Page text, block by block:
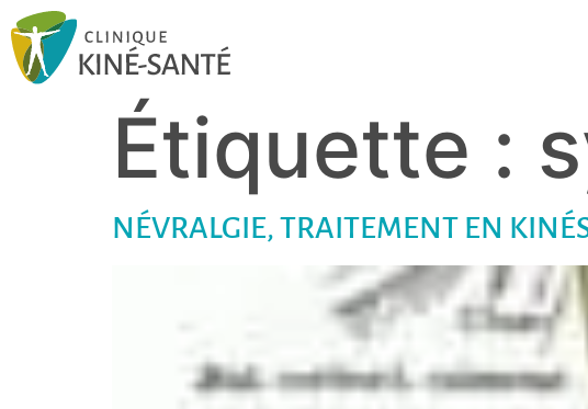
Étiquette :
NÉVRALGIE, TRAITEMENT EN